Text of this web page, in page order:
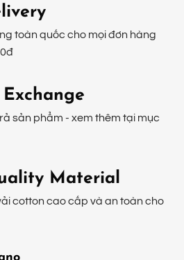
toàn quốc cho mọi đơn hàng
Exchange
sản phẩm - xem thêm tại mục
Material
cotton cao cấp và an toàn cho